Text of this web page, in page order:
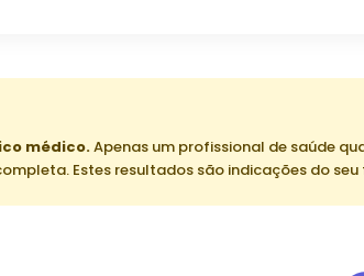
médico.Apenas um profissional de saúde
Estes resultados são indicações do